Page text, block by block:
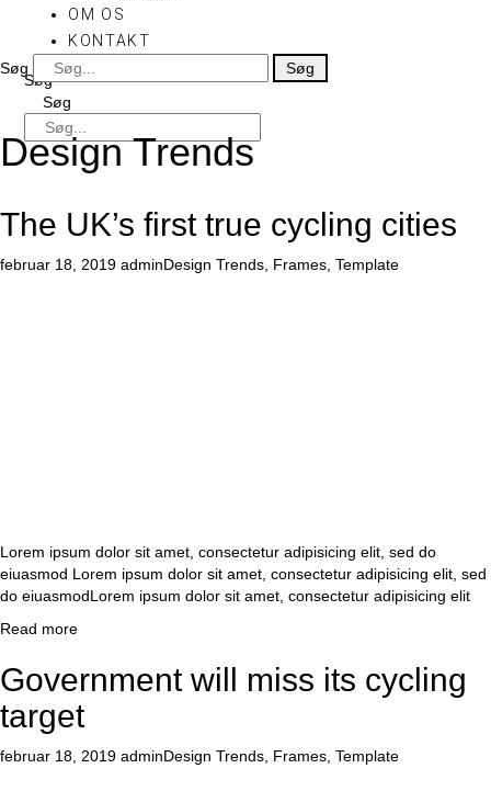
OM OS
KONTAKT
Søg
Søg
Søg Søg
Design Trends
The UK’s first true cycling cities
februar 18, 2019 adminDesign Trends Frames Template
Lorem ipsum dolor sit amet, consectetur adipisicing elit, sed do
eiuasmod Lorem ipsum dolor sit amet, consectetur adipisicing elit, sed
do eiuasmodLorem ipsum dolor sit amet, consectetur adipisicing elit
Read more
Government will miss its cycling
target
februar 18, 2019 adminDesign Trends Frames Template